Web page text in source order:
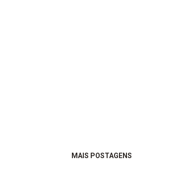
MAIS POSTAGENS